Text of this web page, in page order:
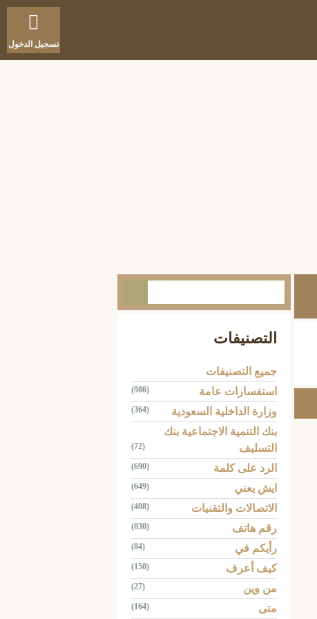
تسجيل الدخول
التصنيفات
جميع التصنيفات
استفسارات عامة
(986)
وزارة الداخلية السعودية (364)
بنك التنمية الاجتماعية بنك
التسليف
(72)
الرد على كلمة (690)
ايش يعني (649)
الاتصالات والتقنيات (408)
رقم هاتف (830)
رأيكم في (84)
كيف أعرف (150)
من وين (27)
متى (164)